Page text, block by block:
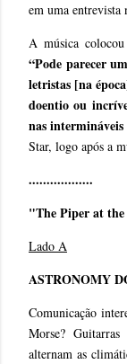
em uma entrevista
A música
“Pode parecer
letristas [na
doentio ou
nas
Star, logo após a
..................
"The Piper at
Lado A
ASTRONOMY
Comunicação
Morse?
alternam as